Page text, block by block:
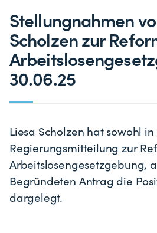
Stellungnahmen
Scholzen zur
30.06.25
Liesa Scholzen hat sowohl
Regierungsmitteilung zur
Arbeitslosengesetzgebung,
Begründeten Antrag die
dargelegt.